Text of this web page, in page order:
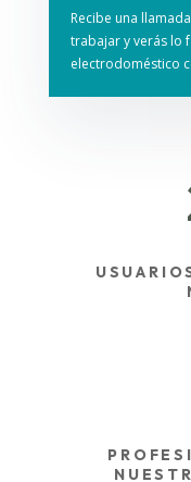
Recibe una
trabajar y verás lo
electrodoméstico